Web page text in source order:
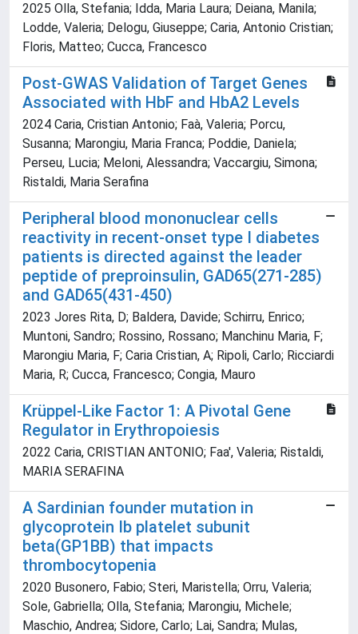
2025 Olla, Stefania; Idda, Maria Laura; Deiana, Manila;
Lodde, Valeria; Delogu, Giuseppe; Caria, Antonio Cristian;
Floris, Matteo; Cucca, Francesco
Post-GWAS Validation of Target Genes
Associated with HbF and HbA2 Levels
2024 Caria, Cristian Antonio; Faà, Valeria; Porcu,
Susanna; Marongiu, Maria Franca; Poddie, Daniela;
Perseu, Lucia; Meloni, Alessandra; Vaccargiu, Simona;
Ristaldi, Maria Serafina
Peripheral blood mononuclear cells
reactivity in recent-onset type I diabetes
patients is directed against the leader
peptide of preproinsulin, GAD65(271-285)
and GAD65(431-450)
2023 Jores Rita, D; Baldera, Davide; Schirru, Enrico;
Muntoni, Sandro; Rossino, Rossano; Manchinu Maria, F;
Marongiu Maria, F; Caria Cristian, A; Ripoli, Carlo; Ricciardi
Maria, R; Cucca, Francesco; Congia, Mauro
Krüppel-Like Factor 1: A Pivotal Gene
Regulator in Erythropoiesis
2022 Caria, CRISTIAN ANTONIO; Faa', Valeria; Ristaldi,
MARIA SERAFINA
A Sardinian founder mutation in
glycoprotein Ib platelet subunit
beta(GP1BB) that impacts
thrombocytopenia
2020 Busonero, Fabio; Steri, Maristella; Orru, Valeria;
Sole, Gabriella; Olla, Stefania; Marongiu, Michele;
Maschio, Andrea; Sidore, Carlo; Lai, Sandra; Mulas,